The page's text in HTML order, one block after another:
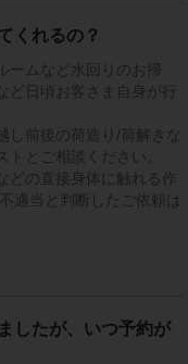
くれるの？
ムなど水回りのお掃
日頃お客さま自身が行
し前後の荷造り/荷解きな
とご相談ください。
どの直接身体に触れる作
適当と判断したご依頼は
したが、いつ予約が